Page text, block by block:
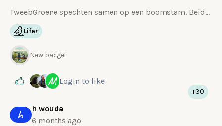
TweebGroene spechten samen op een boomstam. Beide vlogen even later naar de grond en begonnen verwoed te hakken in de grond op zoek naar mieren
Lifer
New badge!
M Login to like
h
h wouda
6 months ago
+30